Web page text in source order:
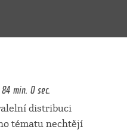
min. 0 sec.
distribuci
tématu nechtějí